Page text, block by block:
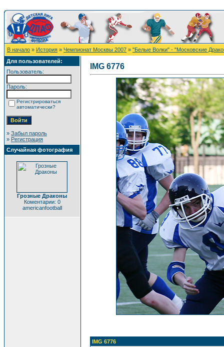
В начало » История » Чемпионат Москвы 2007 » "Белые Волки" - "Московские
Для пользователей:
Пользователь:
Пароль:
Регистрироваться
автоматически?
» Забыл пароль
» Регистрация
Случайная фотография
Грозные Драконы
Коментарии: 0
americanfootball
IMG 6776
IMG 6776